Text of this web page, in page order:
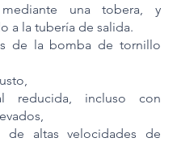
mediante una tobera, y
a la tubería de salida.
de la bomba de tornillo
reducida, incluso con
de altas velocidades de